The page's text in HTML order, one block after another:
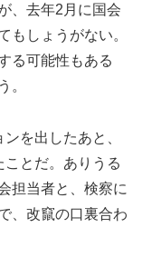
、去年2月に国会
もしょうがない。
る可能性もある
。
を出したあと、
とだ。ありうる
担当者と、検察に
、改竄の口裏合わ